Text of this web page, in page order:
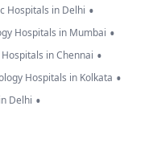
Hospitals in Delhi •
Hospitals in Mumbai •
in Chennai •
Hospitals in Kolkata •
Delhi •